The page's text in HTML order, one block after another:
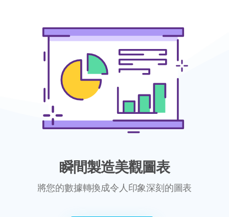
瞬間製造美觀圖表
將您的數據轉換成令人印象深刻的圖表